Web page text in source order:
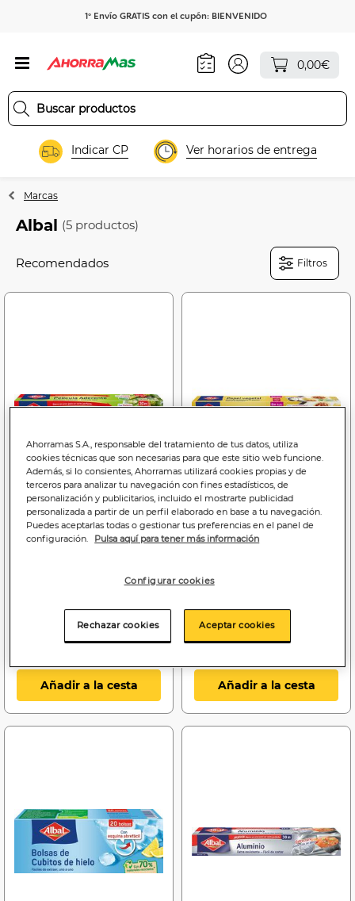
1º Envío GRATIS con el cupón: BIENVENIDO
0,00€
Indicar CP Ver horarios de entrega
Marcas
Albal (5 productos)
Filtros
2,49€
Film transparente Albal
Añadir a la cesta
2,79€
Papel de horno Albal 8m
Añadir a la cesta
Ahorramas S.A., responsable del tratamiento de tus datos, utiliza
cookies técnicas que son necesarias para que este sitio web funcione.
Además, si lo consientes, Ahorramas utilizará cookies propias y de
terceros para analizar tu navegación con fines estadísticos, de
personalización y publicitarios, incluido el mostrarte publicidad
personalizada a partir de un perfil elaborado en base a tu navegación.
Puedes aceptarlas todas o gestionar tus preferencias en el panel de
configuración.
Pulsa aquí para tener más información
Configurar cookies
Rechazar cookies Aceptar cookies